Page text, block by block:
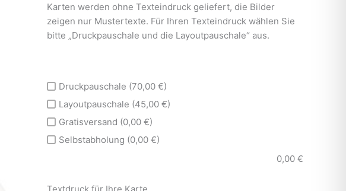
Karten werden ohne Texteindruck geliefert, die Bilder
zeigen nur Mustertexte. Für Ihren Texteindruck wählen Sie
bitte „Druckpauschale und die Layoutpauschale“ aus.
Druckpauschale (70,00 €)
Layoutpauschale (45,00 €)
Gratisversand (0,00 €)
Selbstabholung (0,00 €)
0,00 €
Textdruck für Ihre Karte